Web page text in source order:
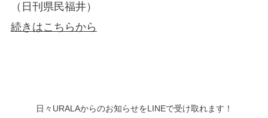
（日刊県民福井）
続きはこちらから
日々URALAからのお知らせをLINEで受け取れます！